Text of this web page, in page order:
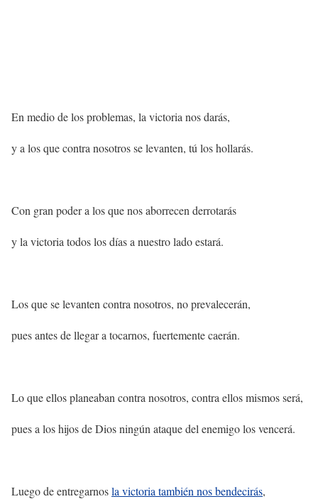
En medio de los problemas, la victoria nos darás,
y a los que contra nosotros se levanten, tú los hollarás.
Con gran poder a los que nos aborrecen derrotarás
y la victoria todos los días a nuestro lado estará.
Los que se levanten contra nosotros, no prevalecerán,
pues antes de llegar a tocarnos, fuertemente caerán.
Lo que ellos planeaban contra nosotros, contra ellos mismos será,
pues a los hijos de Dios ningún ataque del enemigo los vencerá.
Luego de entregarnosla victoria también nos bendecirás,